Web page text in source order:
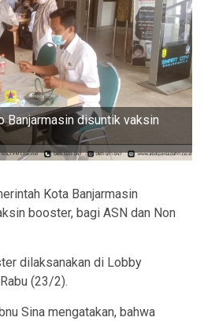
Banjarmasin disuntik vaksin
Kota Banjarmasin
booster, bagi ASN dan Non
dilaksanakan di Lobby
(23/2).
Sina mengatakan, bahwa